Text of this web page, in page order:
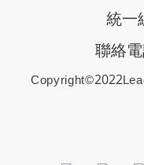
統一
聯絡
Copyright©2022Le